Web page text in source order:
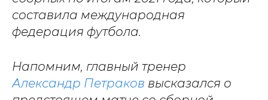
составила международная
федерация футбола.
Напомним, главный тренер
Александр Петраков высказался о